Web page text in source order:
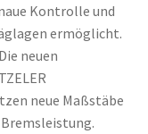
Kontrolle und
ermöglicht.
neuen
neue Maßstäbe